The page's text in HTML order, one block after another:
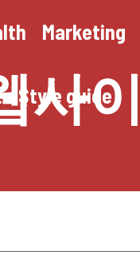
사
Marketing
Style guide